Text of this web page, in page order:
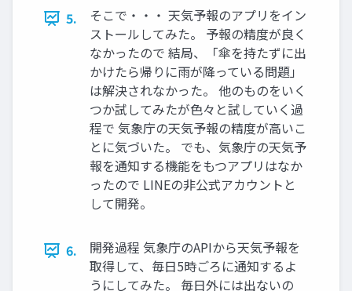
5.
そこで・・・ 天気予報のアプリをイン
ストールしてみた。 予報の精度が良く
なかったので 結局、「傘を持たずに出
かけたら帰りに雨が降っている問題」
は解決されなかった。 他のものをいく
つか試してみたが色々と試していく過
程で 気象庁の天気予報の精度が高いこ
とに気づいた。 でも、気象庁の天気予
報を通知する機能をもつアプリはなか
ったので LINEの非公式アカウントと
して開発。
6.
開発過程 気象庁のAPIから天気予報を
取得して、毎日5時ごろに通知するよ
うにしてみた。 毎日外には出ないの